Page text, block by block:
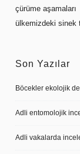
çürüme aşamaları
ülkemizdeki sinek
Son Yazılar
Böcekler ekolojik
Adli entomolojik
Adli vakalarda